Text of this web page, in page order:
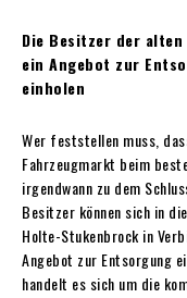
Die Besitzer der
ein Angebot zur
einholen
Wer feststellen muss,
Fahrzeugmarkt beim
irgendwann zu dem
Besitzer können sich in
Holte-Stukenbrock in
Angebot zur Entsorgung
handelt es sich um die